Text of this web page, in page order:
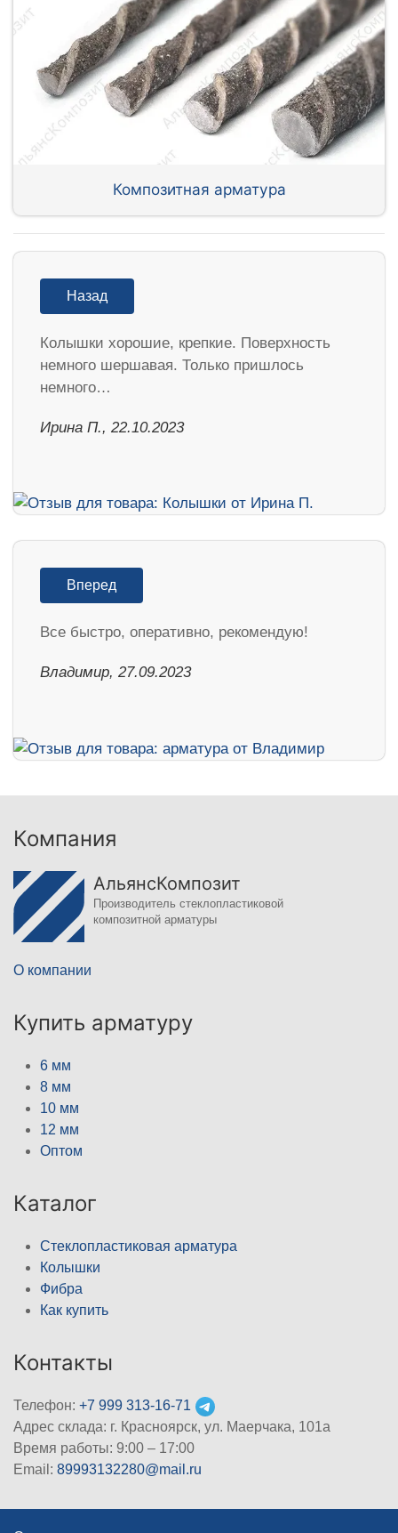
Композитная арматура
Назад
Колышки хорошие, крепкие. Поверхность
немного шершавая. Только пришлось
немного…
Ирина П., 22.10.2023
Вперед
Все быстро, оперативно, рекомендую!
Владимир, 27.09.2023
Компания
АльянсКомпозит
Производитель стеклопластиковой
композитной арматуры
О компании
Купить арматуру
6 мм
8 мм
10 мм
12 мм
Оптом
Каталог
Стеклопластиковая арматура
Колышки
Фибра
Как купить
Контакты
Телефон: +7 999 313-16-71
Адрес склада: г. Красноярск, ул. Маерчака, 101а
Время работы: 9:00 – 17:00
Email: 89993132280@mail.ru